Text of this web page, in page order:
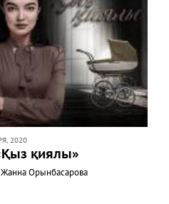
2020
қиялы»
Жанна Орынбасарова